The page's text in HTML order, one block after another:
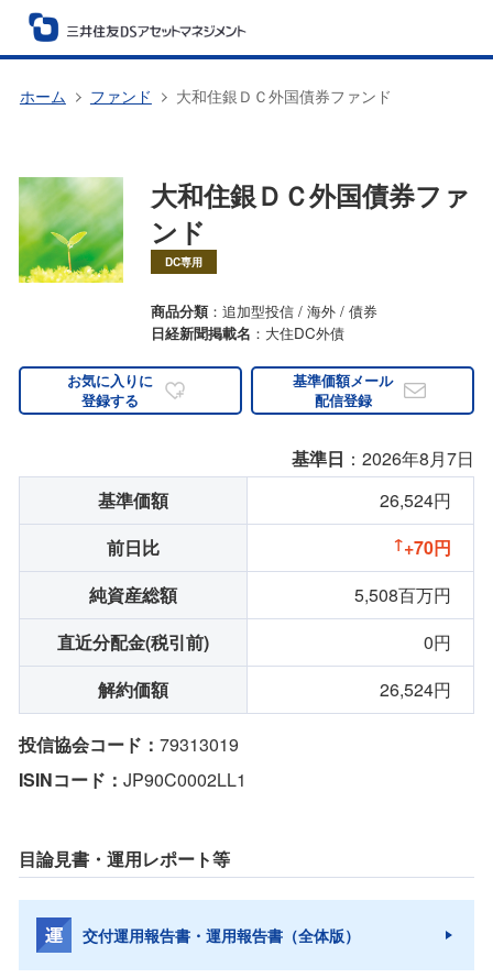
ホーム ファンド 大和住銀ＤＣ外国債券ファンド
大和住銀ＤＣ外国債券ファ
ンド
DC専用
商品分類：追加型投信 / 海外 / 債券
日経新聞掲載名 ：大住DC外債
お気に入りに
登録する
基準価額メール
配信登録
基準日 ：2026年8月7日
基準価額
26,524円
前日比
+70円
純資産総額
5,508百万円
直近分配金(税引前)
0円
解約価額
26,524円
投信協会コード： 79313019
ISINコード： JP90C0002LL1
目論見書・運用レポート等
交付運用報告書・運用報告書（全体版）